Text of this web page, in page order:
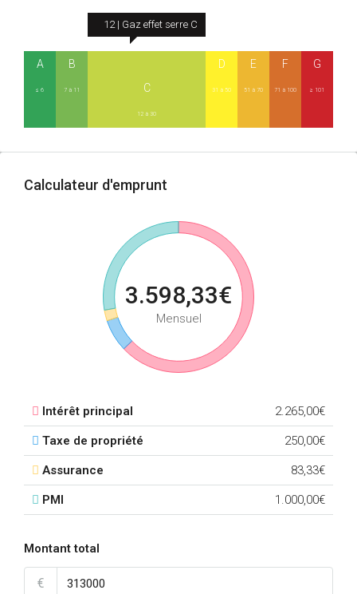
A
≤ 6
B
7 à 11
12 | Gaz effet serre C
C
12 à 30
D
31 à 50
E
51 à 70
F
71 à 100
G
≥ 101
Calculateur d'emprunt
3.598,33€
Mensuel
Intérêt principal 2.265,00€
Taxe de propriété 250,00€
Assurance 83,33€
PMI 1.000,00€
Montant total
€